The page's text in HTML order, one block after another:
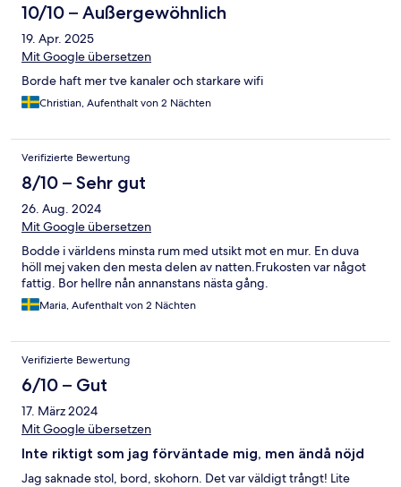
10/10 – Außergewöhnlich
19. Apr. 2025
Mit Google übersetzen
Borde haft mer tve kanaler och starkare wifi
Christian, Aufenthalt von 2 Nächten
Verifizierte Bewertung
8/10 – Sehr gut
26. Aug. 2024
Mit Google übersetzen
Bodde i världens minsta rum med utsikt mot en mur. En duva
höll mej vaken den mesta delen av natten.Frukosten var något
fattig. Bor hellre nån annanstans nästa gång.
Maria, Aufenthalt von 2 Nächten
Verifizierte Bewertung
6/10 – Gut
17. März 2024
Mit Google übersetzen
Inte riktigt som jag förväntade mig, men ändå nöjd
Jag saknade stol, bord, skohorn. Det var väldigt trångt! Lite